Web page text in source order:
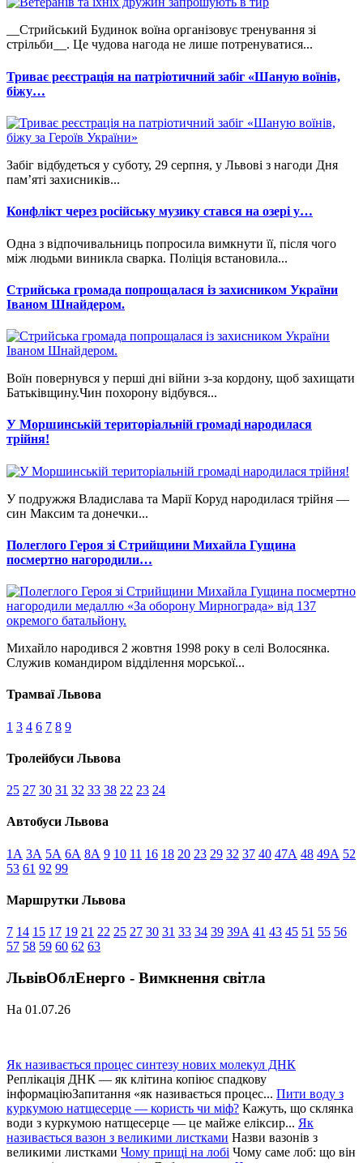
__Стрийський Будинок воїна організовує тренування зі
стрільби__. Це чудова нагода не лише потренуватися...
Триває реєстрація на патріотичний забіг «Шаную воїнів,
біжу…
Забіг відбудеться у суботу, 29 серпня, у Львові з нагоди Дня
пам’яті захисників...
Конфлікт через російську музику стався на озері у…
Одна з відпочивальниць попросила вимкнути її, після чого
між людьми виникла сварка. Поліція встановила...
Стрийська громада попрощалася із захисником України
Іваном Шнайдером.
Воїн повернувся у перші дні війни з-за кордону, щоб захищати
Батьківщину.Чин похорону відбувся...
У Моршинській територіальній громаді народилася
трійня!
У подружжя Владислава та Марії Коруд народилася трійня —
син Максим та донечки...
Полеглого Героя зі Стрийщини Михайла Гущина
посмертно нагородили…
Михайло народився 2 жовтня 1998 року в селі Волосянка.
Служив командиром відділення морської...
Трамваї Львова
1 3 4 6 7 8 9
Тролейбуси Львова
25 27 30 31 32 33 38 22 23 24
Автобуси Львова
1А 3А 5А 6А 8А 9 10 11 16 18 20 23 29 32 37 40 47А 48 49А 52
53 61 92 99
Маршрутки Львова
7 14 15 17 19 21 22 25 27 30 31 33 34 39 39А 41 43 45 51 55 56
57 58 59 60 62 63
ЛьвівОблЕнерго - Вимкнення світла
На 01.07.26
Як називається процес синтезу нових молекул ДНК
Реплікація ДНК — як клітина копіює спадкову
інформаціюЗапитання «як називається процес... Пити воду з
куркумою натщесерце — користь чи міф? Кажуть, що склянка
води з куркумою натщесерце — це майже еліксир... Як
називається вазон з великими листками Назви вазонів з
великими листками Чому прищі на лобі Чому саме лоб: що він